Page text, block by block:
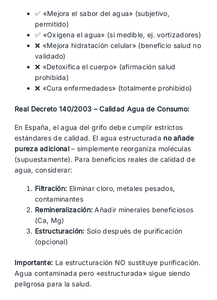
✅ «Mejora el sabor del agua» (subjetivo,
permitido)
✅ «Oxigena el agua» (si medible, ej. vortizadores)
❌ «Mejora hidratación celular» (beneficio salud no
validado)
❌ «Detoxifica el cuerpo» (afirmación salud
prohibida)
❌ «Cura enfermedades» (totalmente prohibido)
Real Decreto 140/2003 – Calidad Agua de Consumo:
En España, el agua del grifo debe cumplir estrictos
estándares de calidad. El agua estructurada no añade
pureza adicional– simplemente reorganiza moléculas
(supuestamente). Para beneficios reales de calidad de
agua, considerar:
Filtración: Eliminar cloro, metales pesados,
contaminantes
Remineralización: Añadir minerales beneficiosos
(Ca, Mg)
Estructuración: Solo después de purificación
(opcional)
Importante: La estructuración NO sustituye purificación.
Agua contaminada pero «estructurada» sigue siendo
peligrosa para la salud.